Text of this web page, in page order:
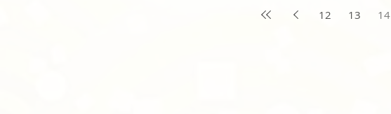
れる。またドーピング検査は、大会会場で行う
ことがある。20歳未満...
12 13 14